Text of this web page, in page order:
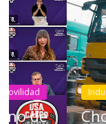
Industria
Choferes